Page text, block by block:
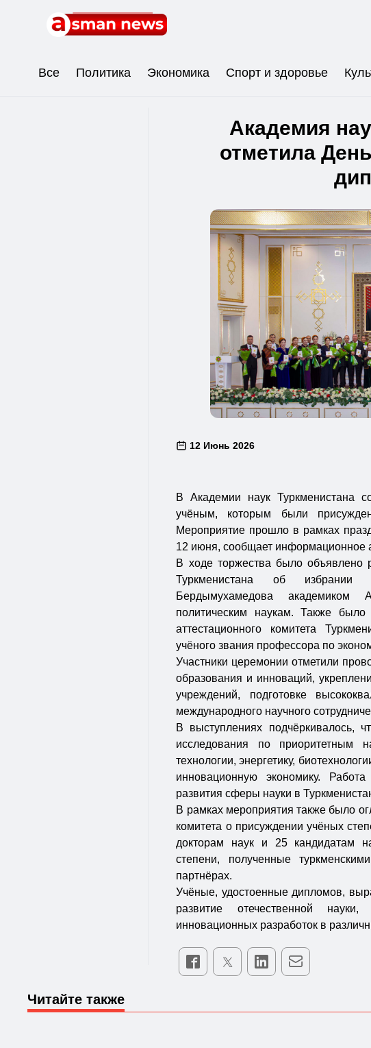
Все Политика Экономика Спорт и здоровье
Академия
отметила
12 Июнь 2026
В Академии наук Туркменистана
учёным, которым были
Мероприятие прошло в рамках
12 июня, сообщает информационное
В ходе торжества было
Туркменистана об избрании
Бердымухамедова
политическим наукам. Также
аттестационного комитета
учёного звания профессора по
Участники церемонии отметили
образования и инноваций,
учреждений, подготовке
международного научного
В выступлениях подчёркивалось,
исследования по приоритетным
технологии, энергетику,
инновационную экономику.
развития сферы науки в
В рамках мероприятия также было
комитета о присуждении учёных
докторам наук и 25 кандидатам
степени, полученные
партнёрах.
Учёные, удостоенные дипломов,
развитие отечественной
инновационных разработок в
Читайте также